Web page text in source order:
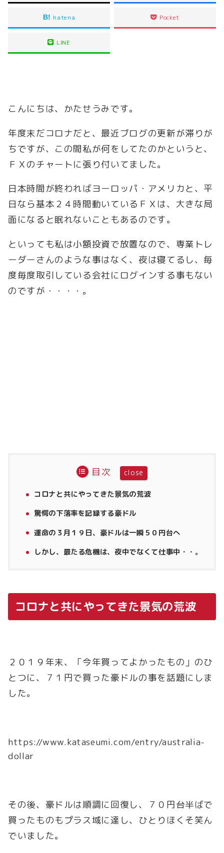
hatena Pocket
LINE
こんにちは、かたせうみです。
年度末だコロナだと、最近ブログの更新が滞りが
ちですが、この間私が何をしてたのかというと、
ＦＸのチャートに張り付いてました。
日本時間が終わればヨーロッパ・アメリカと、平
日なら基本２４時間動いているＦＸは、大きな局
面になると眠れないこともあるのです。
といっても私は小額投資で放置なので、専業トレ
ーダーさんのような事はなく、夜は寝てるし、毎
度毎度取引している会社にログインする事もない
のですが・・・・。
目次
コロナと共にやってきた景気の荒波
驚愕の下落率を記録する豪ドル
運命の３月１９日、豪ドルは一瞬５０円台へ
しかし、最たる危機は、夜中でなくて仕事中・・。
コロナと共にやってきた景気の荒波
２０１９年末、「今年買ってよかったもの」のひ
とつに、７１円で買った豪ドルの事を話題にしま
した。
https://www.kataseumi.com/entry/australia-
dollar
その後、豪ドルは順調に回復し、７０円台半ばで
買ったものもプラス域に達し、ひとりほくそ笑ん
でいました。